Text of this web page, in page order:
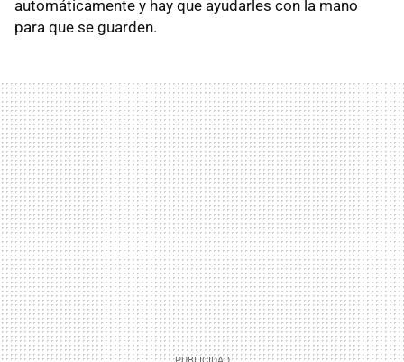
automáticamente y hay que ayudarles con la mano
para que se guarden.